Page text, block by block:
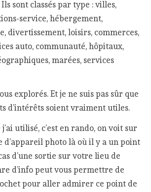
sont classés par type : villes,
service, hébergement,
divertissement, loisirs, commerces,
auto, communauté, hôpitaux,
marées, services
explorés. Et je ne suis pas sûr que
d’intérêts soient vraiment utiles.
utilisé, c’est en rando, on voit sur
d’appareil photo là où il y a un point
d’une sortie sur votre lieu de
d’info peut vous permettre de
pour aller admirer ce point de